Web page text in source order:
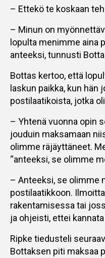
– Ettekö te koskaan
– Minun on
lopulta menimme aina
anteeksi, tunnusti
Bottas kertoo, että
laskun paikka, kun hän
postilaatikoista, jotka
– Yhtenä vuonna opin
jouduin maksamaan
olimme räjäyttäneet.
“anteeksi, se olimme
– Anteeksi, se olimme
postilaatikkoon.
rakentamisessa tai
ja ohjeisti, ettei
Ripke tiedusteli
Bottaksen piti maksaa